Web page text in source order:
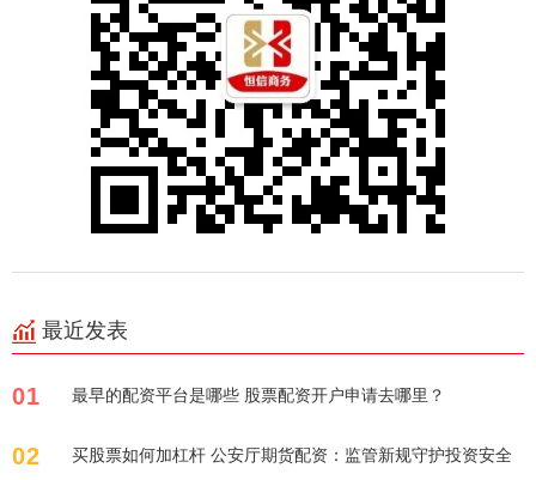
最近发表
01 最早的配资平台是哪些 股票配资开户申请去哪里？
02 买股票如何加杠杆 公安厅期货配资：监管新规守护投资安全